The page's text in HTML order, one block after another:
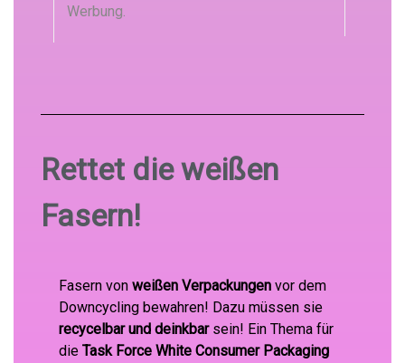
Werbung.
Rettet die weißen
Fasern!
Fasern von weißen Verpackungen vor dem
Downcycling bewahren! Dazu müssen sie
recycelbar und deinkbar sein! Ein Thema für
die Task Force White Consumer Packaging